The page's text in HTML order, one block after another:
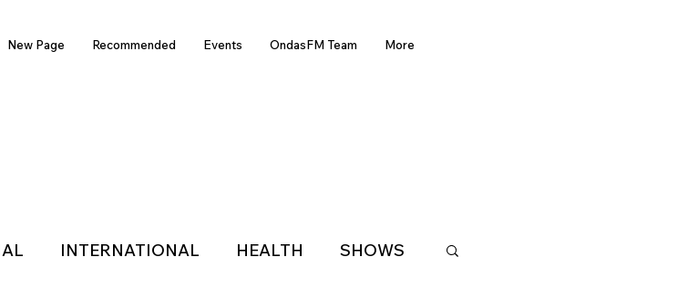
New Page Recommended Events OndasFM Team More
INTERNATIONAL HEALTH SHOWS